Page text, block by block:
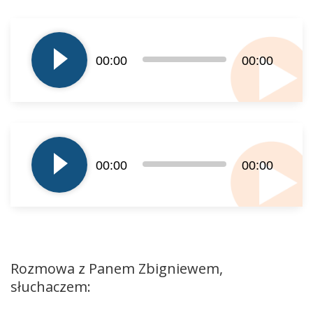
plików
dźwiękowych
00:00 00:00
plików
dźwiękowych
00:00 00:00
Rozmowa z Panem Zbigniewem,
słuchaczem: